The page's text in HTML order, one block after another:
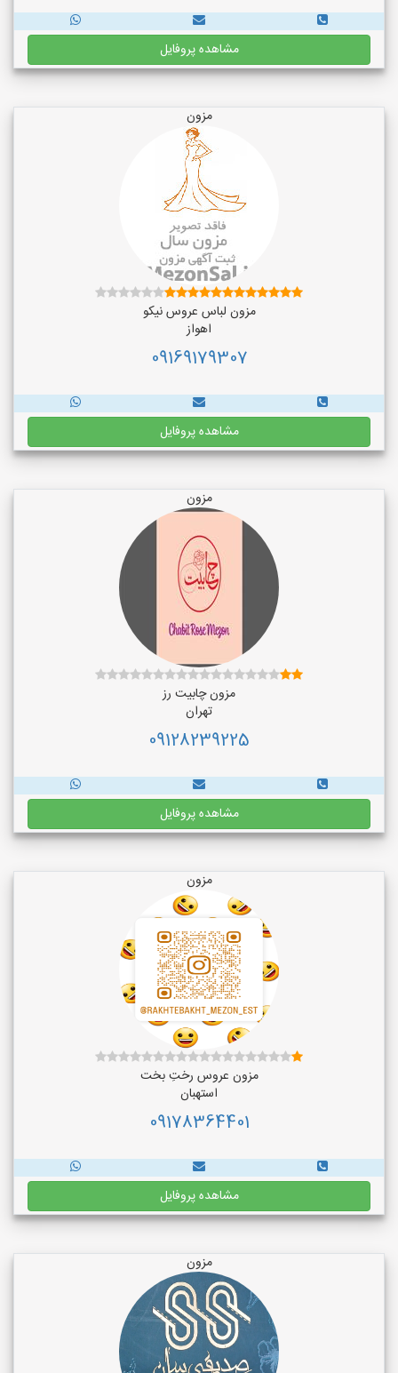
مشاهده پروفایل
مزون
مزون لباس عروس نیکو
اهواز
09169179307
مشاهده پروفایل
مزون
مزون چابیت رز
تهران
09128239225
مشاهده پروفایل
مزون
مزون عروس رختِ بخت
استهبان
09178364401
مشاهده پروفایل
مزون